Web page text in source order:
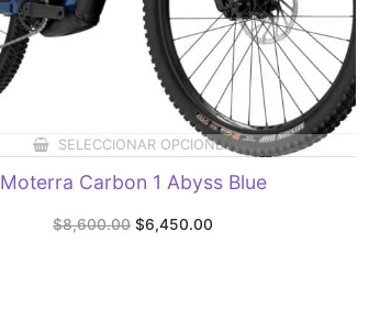
SELECCIONAR OPCIONES
Moterra Carbon 1 Abyss Blue
$8,600.00
Original
price
$6,450.00